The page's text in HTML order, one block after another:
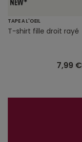
TAPE A L'OEIL
T-shirt fille droit rayé
7,99 €